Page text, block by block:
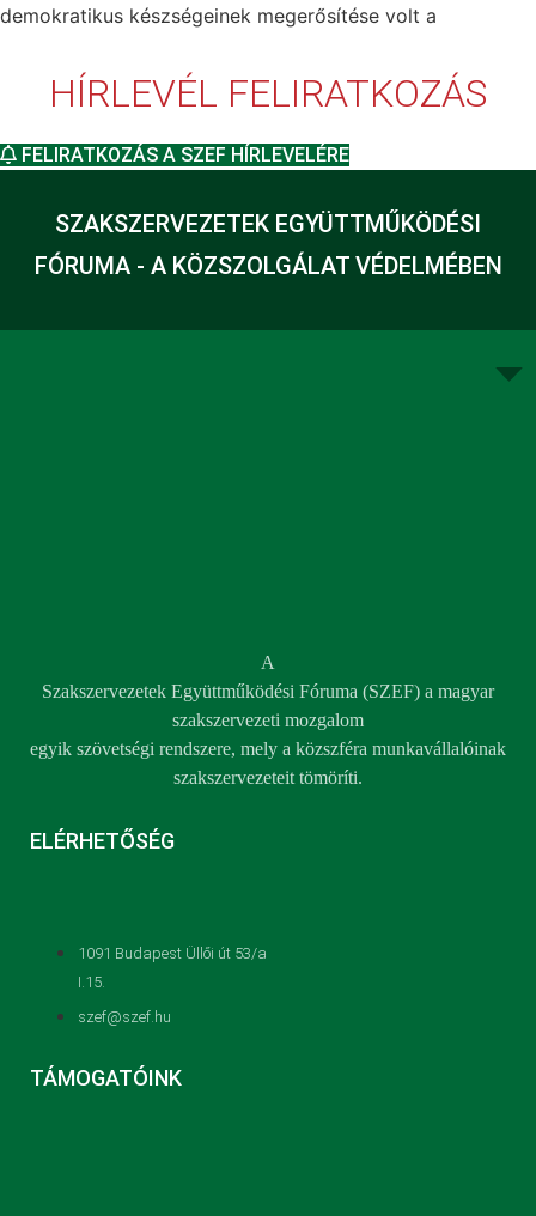
demokratikus készségeinek megerősítése volt a
HÍRLEVÉL FELIRATKOZÁS
FELIRATKOZÁS A SZEF HÍRLEVELÉRE
SZAKSZERVEZETEK EGYÜTTMŰKÖDÉSI
FÓRUMA - A KÖZSZOLGÁLAT VÉDELMÉBEN
A
Szakszervezetek Együttműködési Fóruma (SZEF) a magyar
szakszervezeti mozgalom
egyik szövetségi rendszere, mely a közszféra munkavállalóinak
szakszervezeteit tömöríti.
ELÉRHETŐSÉG
1091 Budapest Üllői út 53/a
I.15.
szef@szef.hu
TÁMOGATÓINK